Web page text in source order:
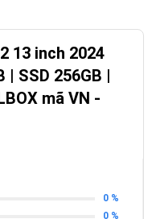
13 inch 2024
| SSD 256GB |
mã VN -
0 %
0 %